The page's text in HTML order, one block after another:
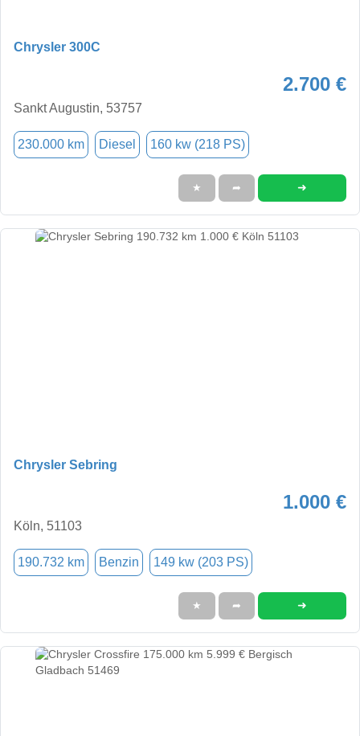
Chrysler 300C
2.700 €
Sankt Augustin, 53757
230.000 km Diesel 160 kw (218 PS)
★ ➦ ➜
Chrysler Sebring
1.000 €
Köln, 51103
190.732 km Benzin 149 kw (203 PS)
★ ➦ ➜